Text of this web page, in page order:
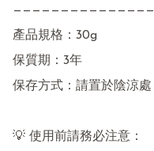
產品規格：30g
保質期：3年
保存方式：請置於陰涼
💡 使用前請務必注意：